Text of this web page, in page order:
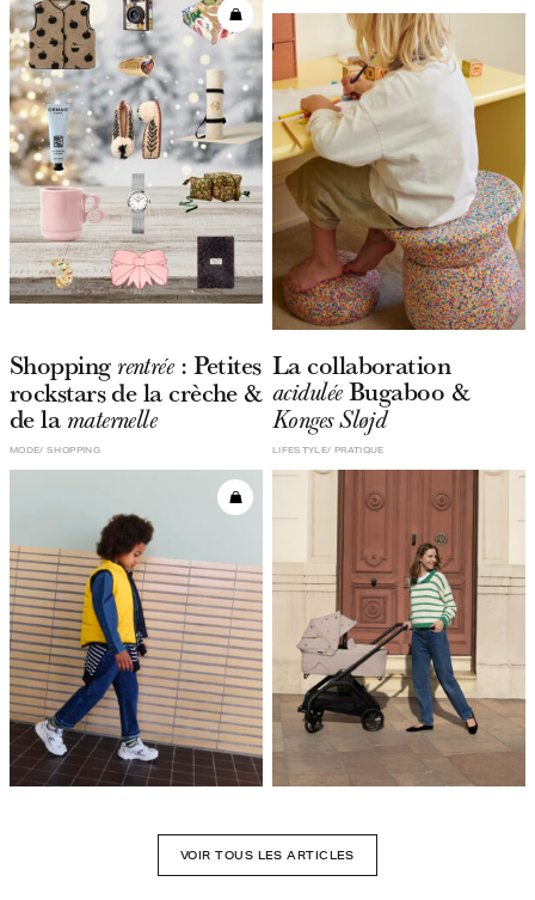
Shopping rentrée: Petites
rockstars de la crèche &
de la maternelle
MODE SHOPPING
La collaboration
aciduléeBugaboo &
Konges Sløjd
LIFESTYLE PRATIQUE
VOIR TOUS LES ARTICLES